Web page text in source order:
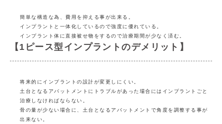
簡単な構造な為、費用を抑える事が出来る。
インプラントと一体化しているので強度に優れている。
インプラント体に直接被せ物をするので治療期間が少なく済む。
【1ピース型インプラントのデメリット】
将来的にインプラントの設計が変更しにくい。
土台となるアバットメントにトラブルがあった場合にはインプラントごと
治療しなければならない。
骨の量が少ない場合に、土台となるアバットメントで角度を調整する事が
出来ない。